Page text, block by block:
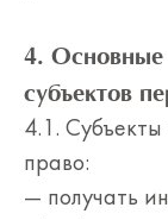
4. Основные
субъектов
4.1.
право:
— получать